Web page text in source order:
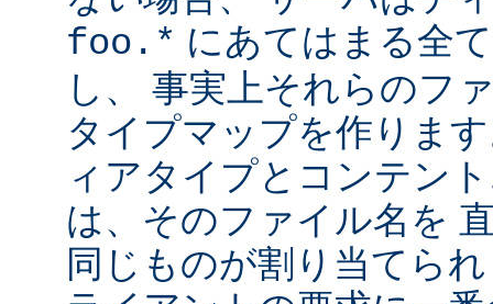
foo.* にあてはまる全
し、 事実上それらのフ
タイプマップを作りま
ィアタイプとコンテン
は、そのファイル名を
同じものが割り当てら